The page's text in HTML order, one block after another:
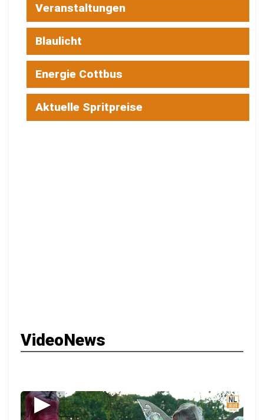
Veranstaltungen
Blaulicht
Energie Cottbus
Aktuelle Spritpreise
VideoNews
▶